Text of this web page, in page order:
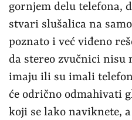
gornjem delu telefona,
stvari slušalica na
poznato i već viđeno
da stereo zvučnici nisu
imaju ili su imali
će odrično odmahivati
koji se lako naviknete, a